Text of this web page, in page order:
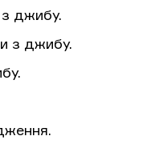
з джибу.
з джибу.